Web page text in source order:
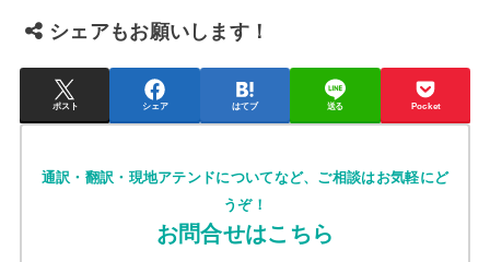
シェアもお願いします！
ポスト シェア はてブ 送る Pocket
通訳・翻訳・現地アテンドについてなど、ご相談はお気軽にど
うぞ！
お問合せはこちら